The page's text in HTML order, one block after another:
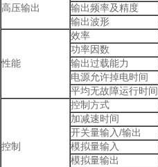
高压输出
输出频率及精度
输出波形
性能
效率
功率因数
输出过载能力
电源允许掉电时间
平均无故障运行时间
控制
控制方式
加减速时间
开关量输入/输出
模拟量输入
模拟量输出